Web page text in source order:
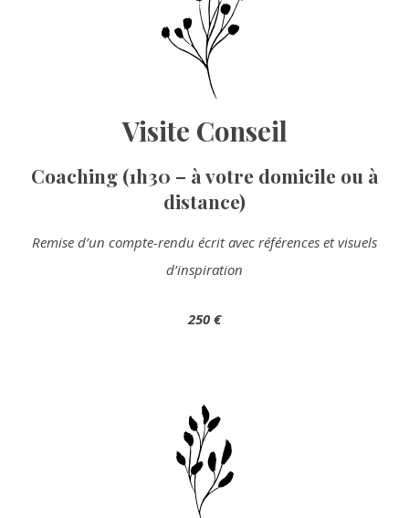
Visite Conseil
Coaching (1h30 – à votre domicile ou à
distance)
Remise d’un compte-rendu écrit avec références et visuels
d’inspiration
250 €